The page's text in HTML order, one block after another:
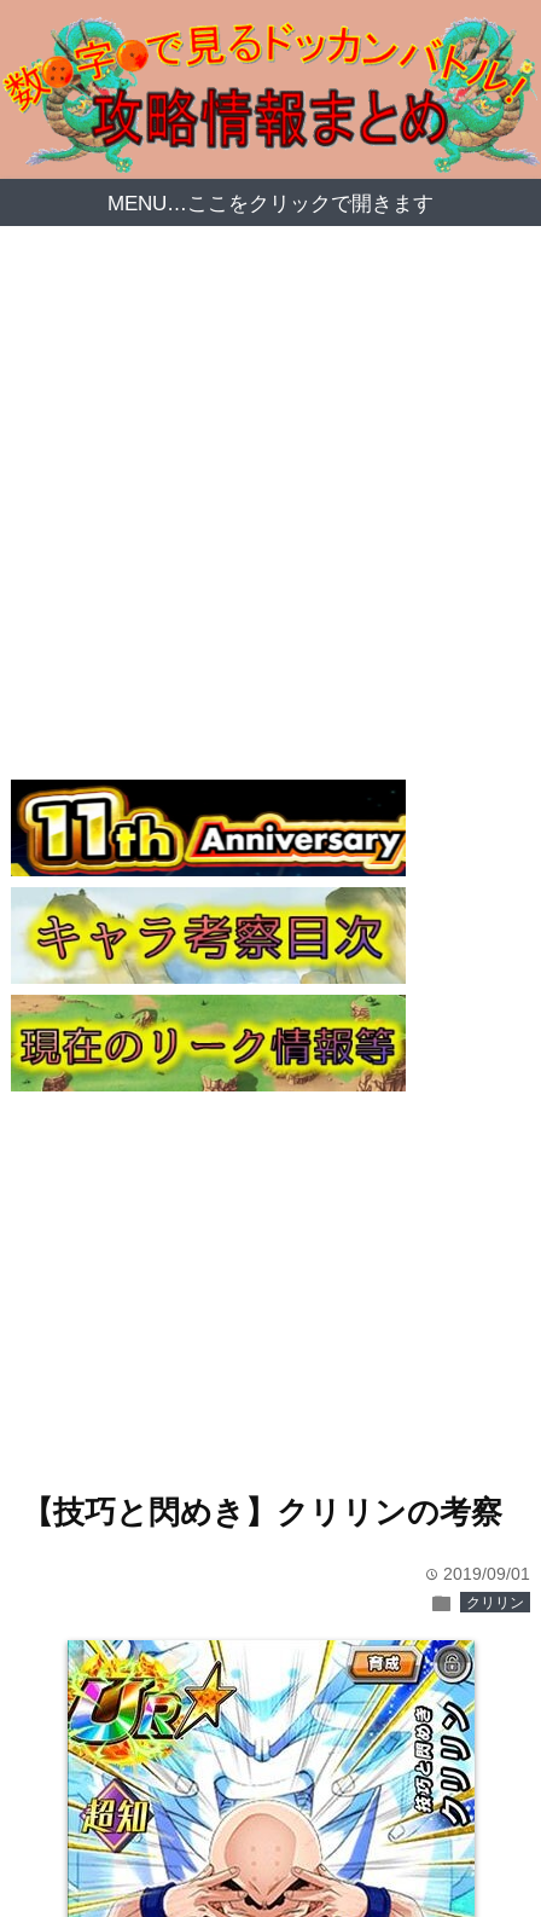
MENU…ここをクリックで開きます
【技巧と閃めき】クリリンの考察
time 2019/09/01
folder クリリン